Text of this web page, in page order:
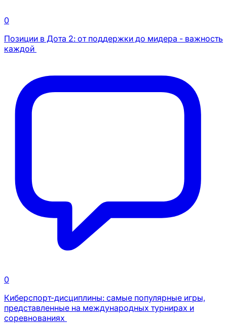
0
Позиции в Дота 2: от поддержки до мидера - важность
каждой
0
Киберспорт-дисциплины: самые популярные игры,
представленные на международных турнирах и
соревнованиях